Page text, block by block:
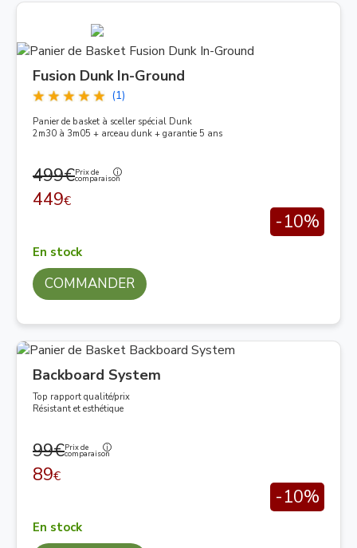
Fusion Dunk In-Ground
(1)
Panier de basket à sceller spécial Dunk
2m30 à 3m05 + arceau dunk + garantie 5 ans
499€Prix de
comparaison
449€
-10%
En stock
COMMANDER
Backboard System
Top rapport qualité/prix
Résistant et esthétique
99€Prix de
comparaison
89€
-10%
En stock